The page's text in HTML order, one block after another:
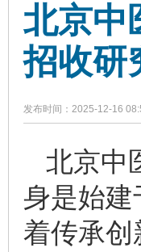
北京中
招收研
发布时间：2025-12-16
北京中
身是始
着传承创